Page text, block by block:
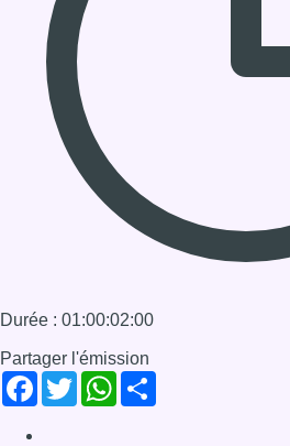
Durée : 01:00:02:00
Partager l'émission
Facebook
Twitter